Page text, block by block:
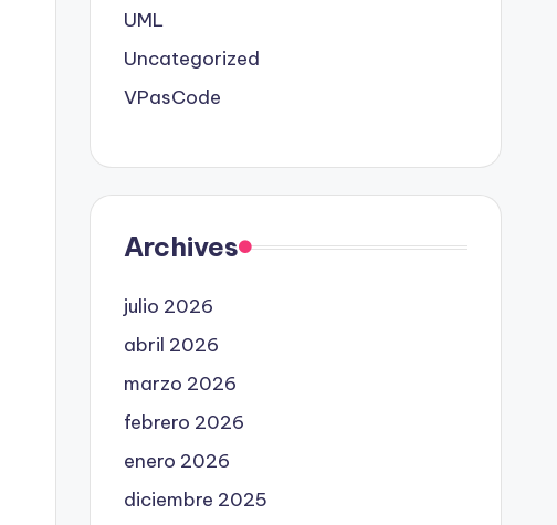
UML
Uncategorized
VPasCode
Archives
julio 2026
abril 2026
marzo 2026
febrero 2026
enero 2026
diciembre 2025